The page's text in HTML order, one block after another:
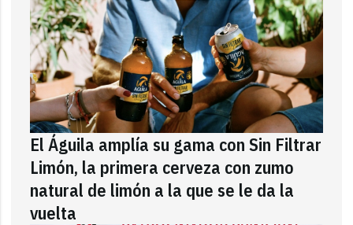
El Águila amplía su gama con Sin Filtrar
Limón, la primera cerveza con zumo
natural de limón a la que se le da la
vuelta